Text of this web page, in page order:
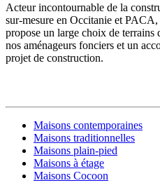
Acteur incontournable de la
sur-mesure en Occitanie et
propose un large choix de terrains
nos aménageurs fonciers et un
projet de construction.
Maisons contemporaines
Maisons traditionnelles
Maisons plain-pied
Maisons à étage
Maisons Cocoon